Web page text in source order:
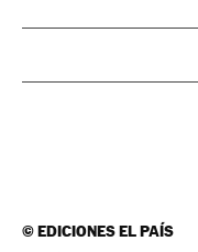
©EDICIONES EL PAÍS